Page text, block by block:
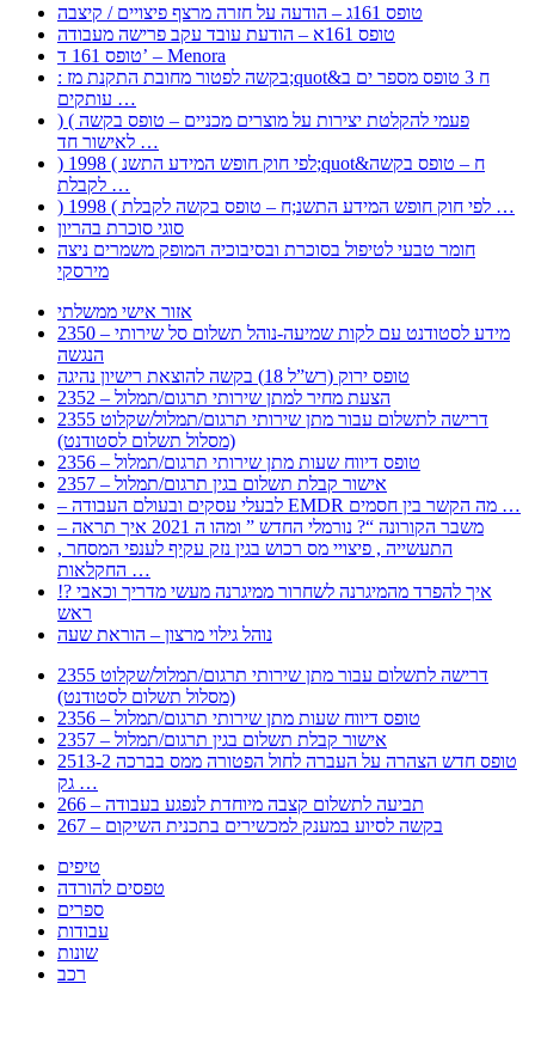
טופס 161ג – הודעה על חזרה מרצף פיצויים / קיצבה
טופס 161א – הודעת עובד עקב פרישה מעבודה
טופס 161 ד’ – Menora
: בקשה לפטור מחובת התקנת מז;quot&ח 3 טופס מספר ים ב
עותקים …
) ( פעמי להקלטת יצירות על מוצרים מכניים – טופס בקשה
לאישור חד …
) 1998 ( לפי חוק חופש המידע התשנ;quot&ח – טופס בקשה
לקבלת …
) 1998 ( לפי חוק חופש המידע התשנ;ח – טופס בקשה לקבלת …
סוגי סוכרת בהריון
חומר טבעי לטיפול בסוכרת ובסיבוכיה המופק משמרים ניצה
מירסקי
אזור אישי ממשלתי
2350 – מידע לסטודנט עם לקות שמיעה-נוהל תשלום סל שירותי
הנגשה
טופס ירוק (רש”ל 18) בקשה להוצאת רישיון נהיגה
2352 – הצעת מחיר למתן שירותי תרגום/תמלול
2355 דרישה לתשלום עבור מתן שירותי תרגום/תמלול/שקלוט
(מסלול תשלום לסטודנט)
2356 – טופס דיווח שעות מתן שירותי תרגום/תמלול
2357 – אישור קבלת תשלום בגין תרגום/תמלול
– לבעלי עסקים ובעולם העבודה EMDR מה הקשר בין חסמים …
– משבר הקורונה “? נורמלי החדש ” ומהו ה 2021 איך תראה
, התעשייה , פיצויי מס רכוש בגין נזק עקיף לענפי המסחר
החקלאות …
!? איך להפרד מהמיגרנה לשחרור ממיגרנה מעשי מדריך וכאבי
ראש
נוהל גילוי מרצון – הוראת שעה
2355 דרישה לתשלום עבור מתן שירותי תרגום/תמלול/שקלוט
(מסלול תשלום לסטודנט)
2356 – טופס דיווח שעות מתן שירותי תרגום/תמלול
2357 – אישור קבלת תשלום בגין תרגום/תמלול
2513-2 טופס חדש הצהרה על העברה לחול הפטורה ממס בברכה
גק …
266 – תביעה לתשלום קצבה מיוחדת לנפגע בעבודה
267 – בקשה לסיוע במענק למכשירים בתכנית השיקום
טיפים
טפסים להורדה
ספרים
עבודות
שונות
רכב